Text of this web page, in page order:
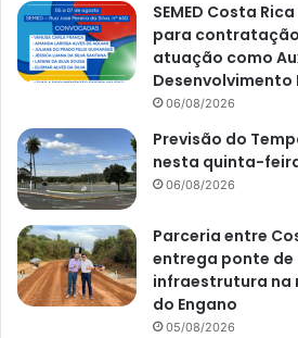
SEMED Costa
para
atuação como
06/08/2026
Previsão do
nesta quinta-
06/08/2026
Parceria entre
entrega ponte
infraestrutura na
do Engano
05/08/2026